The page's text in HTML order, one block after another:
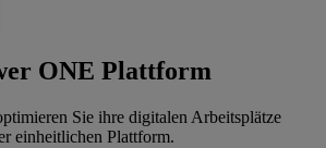
ONE Plattform
Sie ihre digitalen Arbeitsplätze
einheitlichen Plattform.